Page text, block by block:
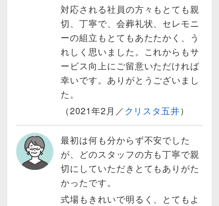
対応される社員の方々もとても親
切、丁寧で、会葬礼状、セレモニ
ーの組立もとてもあたたかく、う
れしく思いました。これからもサ
ービス向上にご留意いただければ
幸いです。ありがとうございまし
た。
（2021年2月／ クリスタ五井）
最初は何も分からず不安でした
が、どのスタッフの方も丁寧で親
切にしていただきとてもありがた
かったです。
式場もきれいで明るく、とてもよ